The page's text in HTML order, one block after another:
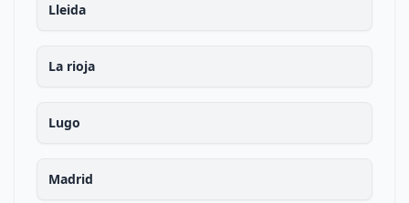
Lleida
La rioja
Lugo
Madrid